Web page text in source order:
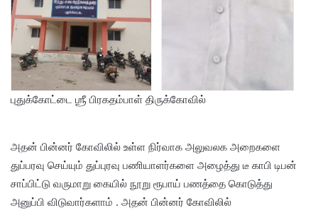
புதுக்கோட்டை ஶ்ரீ பிரகதம்பாள் திருக்கோவில்
அதன் பின்னர் கோவிலில் உள்ள நிர்வாக அலுவலக அறைகளை
துப்பரவு செய்யும் துப்புரவு பணியாளர்களை அழைத்து டீ காபி டிபன்
சாப்பிட்டு வருமாறு கையில் நூறு ரூபாய் பணத்தை கொடுத்து
அனுப்பி விடுவார்களாம் . அதன் பின்னர் கோவிலில்